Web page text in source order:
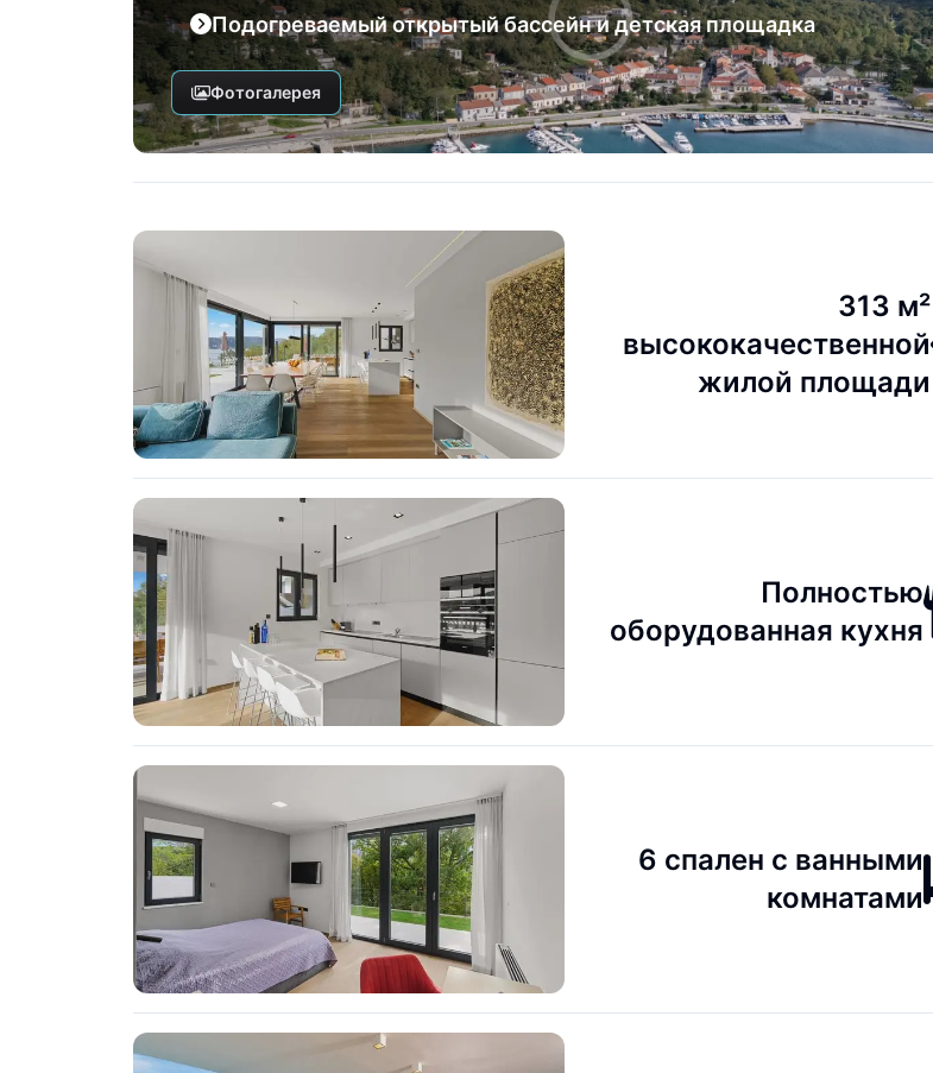
Подогреваемый открытый бассейн и детская площадка
Фотогалерея
313 м²
высококачественной
жилой площади
Полностью
оборудованная кухня
6 спален с ванными
комнатами